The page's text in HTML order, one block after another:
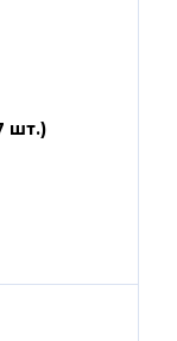
шт.)